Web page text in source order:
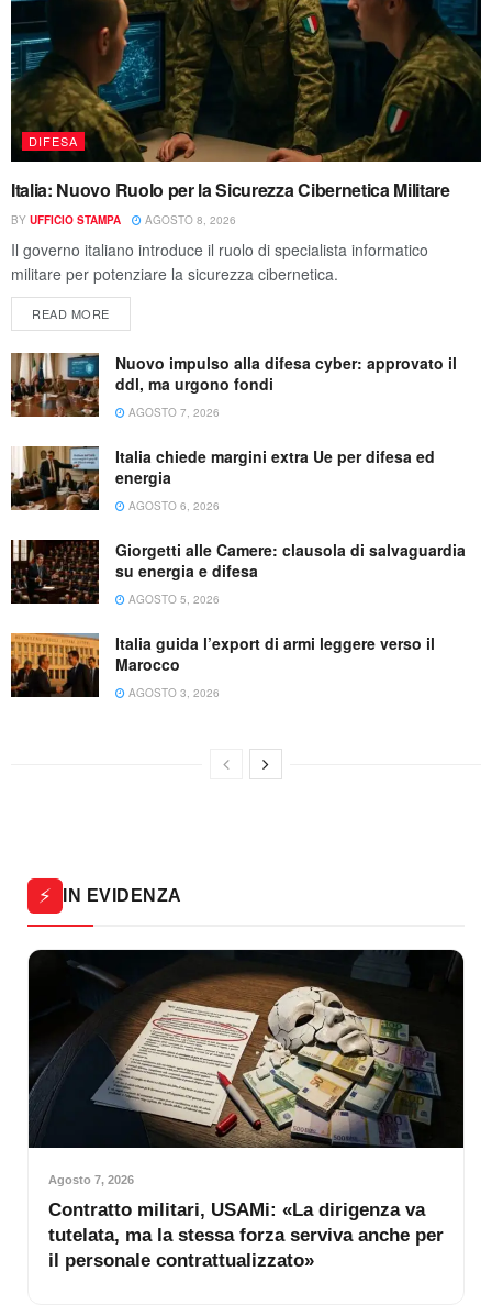
DIFESA
Italia: Nuovo Ruolo per la Sicurezza Cibernetica Militare
BY UFFICIO STAMPA AGOSTO 8, 2026
Il governo italiano introduce il ruolo di specialista informatico
militare per potenziare la sicurezza cibernetica.
READ MORE
Nuovo impulso alla difesa cyber: approvato il
ddl, ma urgono fondi
AGOSTO 7, 2026
Italia chiede margini extra Ue per difesa ed
energia
AGOSTO 6, 2026
Giorgetti alle Camere: clausola di salvaguardia
su energia e difesa
AGOSTO 5, 2026
Italia guida l’export di armi leggere verso il
Marocco
AGOSTO 3, 2026
⚡ IN EVIDENZA
Agosto 7, 2026
Contratto militari, USAMi: «La dirigenza va
tutelata, ma la stessa forza serviva anche per
il personale contrattualizzato»